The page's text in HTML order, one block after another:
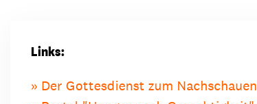
Links:
Der Gottesdienst zum Nachschauen